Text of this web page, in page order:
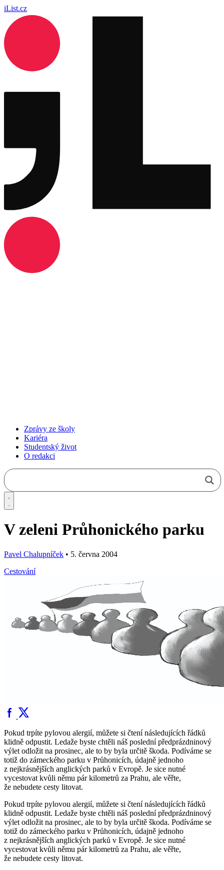
iList.cz
Zprávy ze školy
Kariéra
Studentský život
O redakci
V zeleni Průhonického parku
Pavel Chalupníček • 5. června 2004
Cestování
Pokud trpíte pylovou alergií, můžete si čtení následujících řádků
klidně odpustit. Ledaže byste chtěli náš poslední předprázdninový
výlet odložit na prosinec, ale to by byla určitě škoda. Podíváme se
totiž do zámeckého parku v Průhonicích, údajně jednoho
z nejkrásnějších anglických parků v Evropě. Je sice nutné
vycestovat kvůli němu pár kilometrů za Prahu, ale věřte,
že nebudete cesty litovat.
Pokud trpíte pylovou alergií, můžete si čtení následujících řádků
klidně odpustit. Ledaže byste chtěli náš poslední předprázdninový
výlet odložit na prosinec, ale to by byla určitě škoda. Podíváme se
totiž do zámeckého parku v Průhonicích, údajně jednoho
z nejkrásnějších anglických parků v Evropě. Je sice nutné
vycestovat kvůli němu pár kilometrů za Prahu, ale věřte,
že nebudete cesty litovat.